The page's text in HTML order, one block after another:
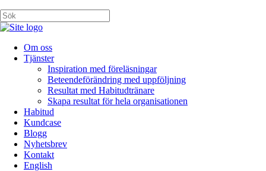
Om oss
Tjänster
Inspiration med föreläsningar
Beteendeförändring med uppföljning
Resultat med Habitudtränare
Skapa resultat för hela organisationen
Habitud
Kundcase
Blogg
Nyhetsbrev
Kontakt
English